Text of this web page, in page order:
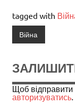
tagged with
Війна
Щоб
авторизуватись.